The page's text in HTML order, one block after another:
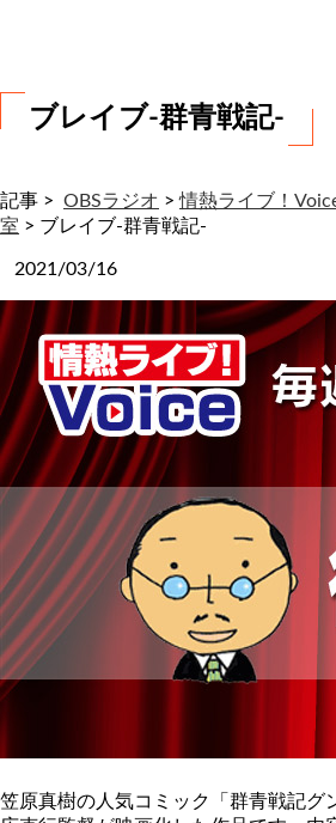
ブレイブ‐群青戦記‐
記事 > OBSラジオ >情熱ライブ！
室 > ブレイブ‐群青戦記‐
2021/03/16
笠原真樹の人気コミック「群青戦記グ